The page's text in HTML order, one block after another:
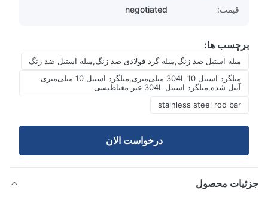
قیمت:
negotiated
برچسب ها:
میله استیل ضد زنگ,میله گرد فولادی ضد زنگ,میله استیل ضد زنگ
میلگرد استیل 304L 10 میلی‌متری,میلگرد استیل 10 میلی‌متری
آنیل شده,میلگرد استیل 304L غیر مغناطیسی
stainless steel rod bar
درخواست الان
محصول